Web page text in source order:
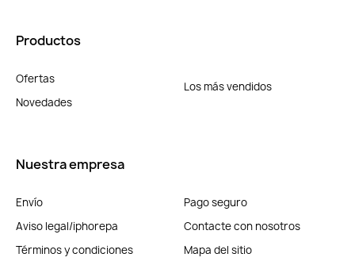
Productos
Ofertas
Novedades
Los más vendidos
Nuestra empresa
Envío
Aviso legal/iphorepa
Términos y condiciones
Pago seguro
Contacte con nosotros
Mapa del sitio